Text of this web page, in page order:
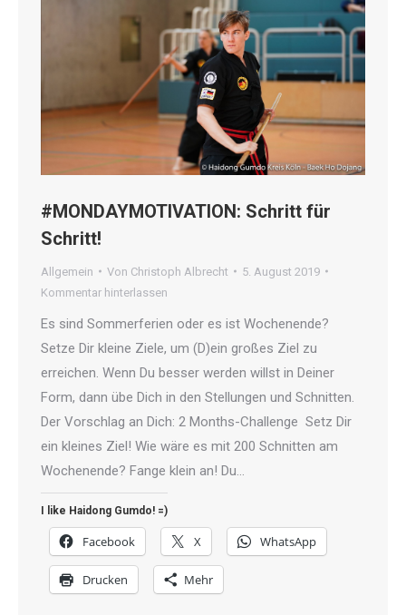
#MONDAYMOTIVATION: Schritt für
Schritt!
Allgemein Von Christoph Albrecht
5. August 2019
Kommentar hinterlassen
Es sind Sommerferien oder es ist Wochenende?
Setze Dir kleine Ziele, um (D)ein großes Ziel zu
erreichen. Wenn Du besser werden willst in Deiner
Form, dann übe Dich in den Stellungen und Schnitten.
Der Vorschlag an Dich: 2 Months-Challenge Setz Dir
ein kleines Ziel! Wie wäre es mit 200 Schnitten am
Wochenende? Fange klein an! Du…
I like Haidong Gumdo! =)
Facebook X WhatsApp
Drucken Mehr